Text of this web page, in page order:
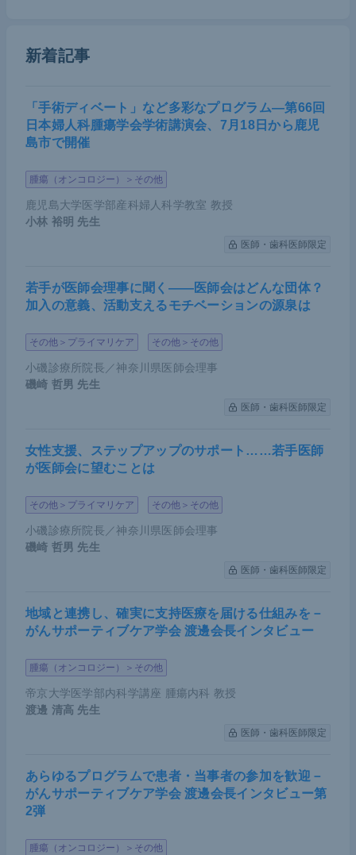
新着記事
「手術ディベート」など多彩なプログラム―第66回
日本婦人科腫瘍学会学術講演会、7月18日から鹿児
島市で開催
腫瘍（オンコロジー）＞その他
鹿児島大学医学部産科婦人科学教室 教授
小林 裕明 先生
医師・歯科医師限定
若手が医師会理事に聞く――医師会はどんな団体？
加入の意義、活動支えるモチベーションの源泉は
その他＞プライマリケア その他＞その他
小磯診療所院長／神奈川県医師会理事
磯崎 哲男 先生
医師・歯科医師限定
女性支援、ステップアップのサポート……若手医師
が医師会に望むことは
その他＞プライマリケア その他＞その他
小磯診療所院長／神奈川県医師会理事
磯崎 哲男 先生
医師・歯科医師限定
地域と連携し、確実に支持医療を届ける仕組みを－
がんサポーティブケア学会 渡邊会長インタビュー
腫瘍（オンコロジー）＞その他
帝京大学医学部内科学講座 腫瘍内科 教授
渡邊 清高 先生
医師・歯科医師限定
あらゆるプログラムで患者・当事者の参加を歓迎－
がんサポーティブケア学会 渡邊会長インタビュー第
2弾
腫瘍（オンコロジー）＞その他